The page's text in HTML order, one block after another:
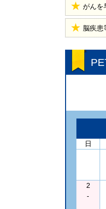
がんを
脳疾患
日
2
-